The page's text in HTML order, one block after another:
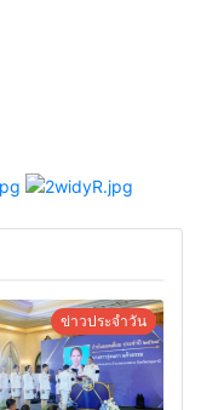
ข่าวประจำวัน